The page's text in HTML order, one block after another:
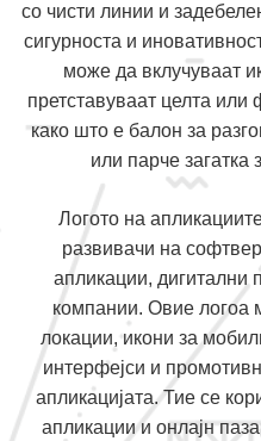
со чисти линии и
сигурноста и
може да вклучуваат
претставуваат целта или
како што е балон за
или парче загатка
Логото на
развивачи на
апликации,
компании. Овие логоа
локации, икони за
интерфејси и
апликацијата. Тие се
апликации и онлајн